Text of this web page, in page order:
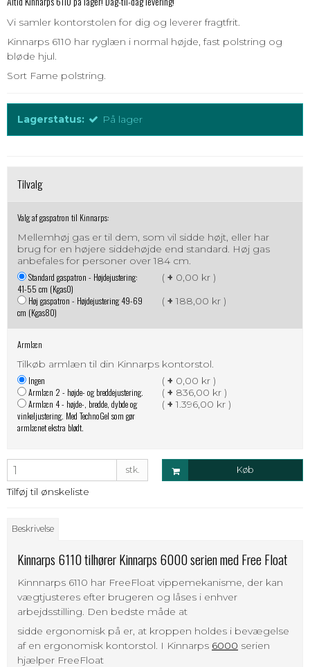
Vi samler kontorstolen for dig og leverer fragtfrit.
Kinnarps 6110 har ryglæn i normal højde, fast polstring og
bløde hjul.
Sort Fame polstring.
Lagerstatus: På lager
Tilvalg
Valg af gaspatron til Kinnarps:
Mellemhøj gas er til dem, som vil sidde højt, eller har
brug for en højere siddehøjde end standard. Høj gas
anbefales for personer over 184 cm.
41-55 cm (Kgas0)
( + 0,00 kr )
cm (Kgas80)
( + 188,00 kr )
Armlæn
Tilkøb armlæn til din Kinnarps kontorstol.
Ingen ( + 0,00 kr )
Armlæn 2 - højde- og breddejustering. ( + 836,00 kr )
vinkeljustering. Med TechnoGel som gør
armlænet ekstra blødt.
( + 1.396,00 kr )
stk. Køb
Tilføj til ønskeliste
Beskrivelse
Kinnarps 6110 tilhører Kinnarps 6000 serien med Free Float
Kinnnarps 6110 har FreeFloat vippemekanisme, der kan
vægtjusteres efter brugeren og låses i enhver
arbejdsstilling. Den bedste måde at
sidde ergonomisk på er, at kroppen holdes i bevægelse
af en ergonomisk kontorstol. I Kinnarps 6000 serien
hjælper FreeFloat